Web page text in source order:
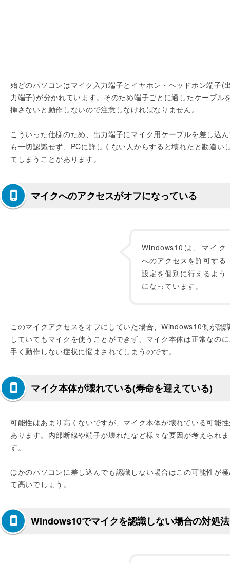
殆どのパソコンはマイク入力端子とイヤホン・ヘッドホン端子(
力端子)が分かれています。そのため端子ごとに適したケーブル
挿さないと動作しないので注意しなければなりません。
こういった仕様のため、出力端子にマイク用ケーブルを差し込
も一切認識せず、PCに詳しくない人からすると壊れたと勘違い
てしまうことがあります。
マイクへのアクセスがオフになっている
Windows10は、マイク
へのアクセスを許可する
設定を個別に行えるよう
になっています。
このマイクアクセスをオフにしていた場合、Windows10側が認
していてもマイクを使うことができず、マイク本体は正常なの
手く動作しない症状に悩まされてしまうのです。
マイク本体が壊れている(寿命を迎えている)
可能性はあまり高くないですが、マイク本体が壊れている可能
あります。内部断線や端子が壊れたなど様々な要因が考えられま
す。
ほかのパソコンに差し込んでも認識しない場合はこの可能性が
て高いでしょう。
Windows10でマイクを認識しない場合の対処法